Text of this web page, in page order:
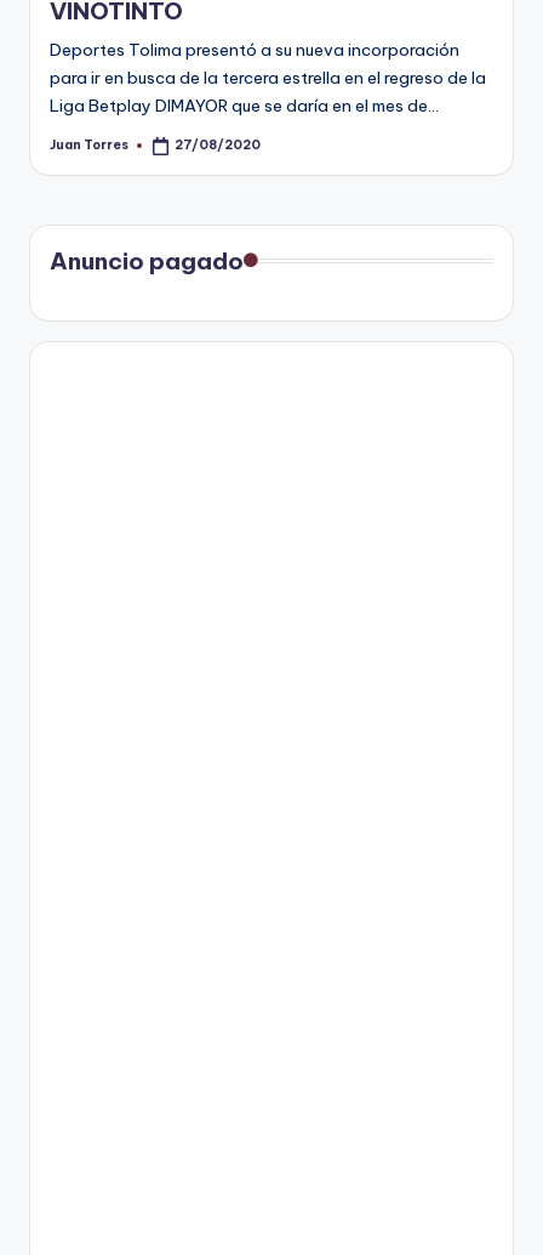
VINOTINTO
Deportes Tolima presentó a su nueva incorporación
para ir en busca de la tercera estrella en el regreso de la
Liga Betplay DIMAYOR que se daría en el mes de…
Publicado
Juan Torres 27/08/2020
Anuncio pagado